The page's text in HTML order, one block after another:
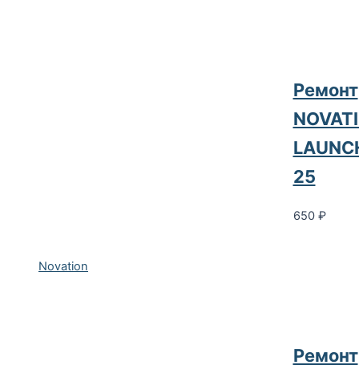
Novation
Ремонт
25
650 ₽
Ремонт